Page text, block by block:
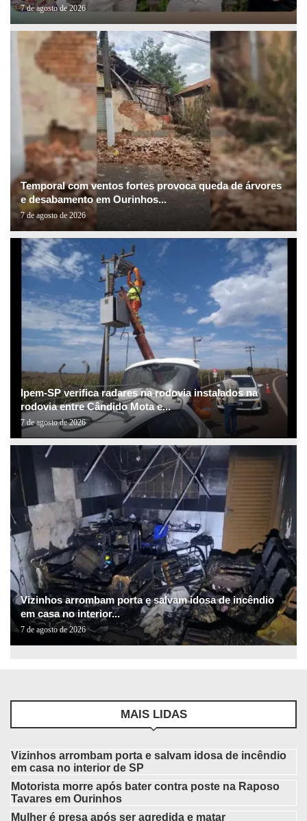
7 de agosto de 2026
Temporal com ventos fortes provoca queda de árvores
e desabamento em Ourinhos...
7 de agosto de 2026
Ipem-SP verifica radares na rodovia instalados na
rodovia entre Cândido Mota e...
7 de agosto de 2026
Vizinhos arrombam porta e salvam idosa de incêndio
em casa no interior...
7 de agosto de 2026
MAIS LIDAS
Vizinhos arrombam porta e salvam idosa de incêndio
em casa no interior de SP
Motorista morre após bater contra poste na Raposo
Tavares em Ourinhos
Mulher é presa após ser agredida e matar